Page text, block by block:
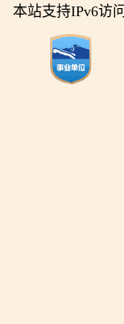
本站支持IPv6访问